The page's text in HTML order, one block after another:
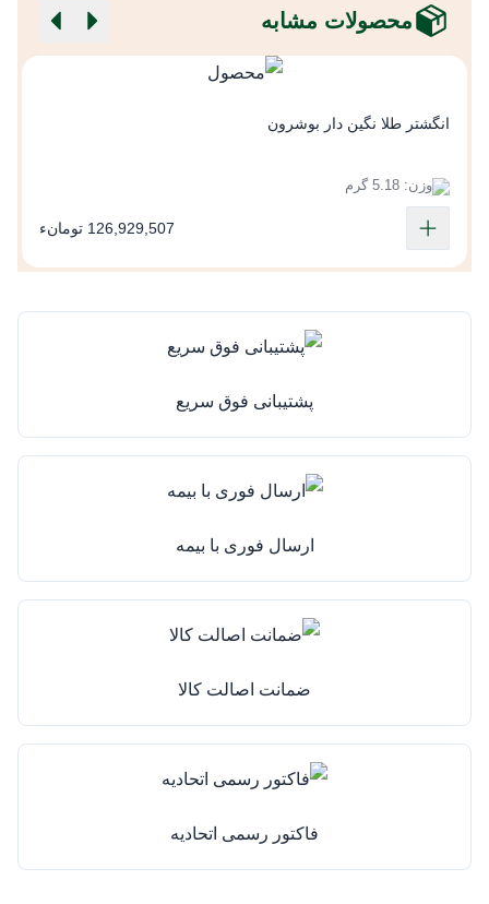
محصولات مشابه
انگشتر طلا نگین دار بوشرون
وزن: 5.18 گرم
126,929,507 تومانء
پشتیبانی فوق سریع
ارسال فوری با بیمه
ضمانت اصالت کالا
فاکتور رسمی اتحادیه